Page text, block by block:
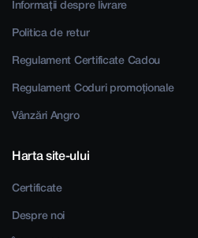
Informații despre livrare
Politica de retur
Regulament Certificate Cadou
Regulament Coduri promoționale
Vânzări Angro
Harta site-ului
Certificate
Despre noi